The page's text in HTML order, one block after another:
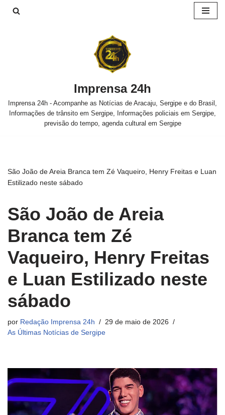
Imprensa 24h
Imprensa 24h - Acompanhe as Notícias de Aracaju, Sergipe e do Brasil,
Informações de trânsito em Sergipe, Informações policiais em Sergipe,
previsão do tempo, agenda cultural em Sergipe
São João de Areia Branca tem Zé Vaqueiro, Henry Freitas e Luan
Estilizado neste sábado
São João de Areia
Branca tem Zé
Vaqueiro, Henry Freitas
e Luan Estilizado neste
sábado
por Redação Imprensa 24h
29 de maio de 2026
As Últimas Notícias de Sergipe